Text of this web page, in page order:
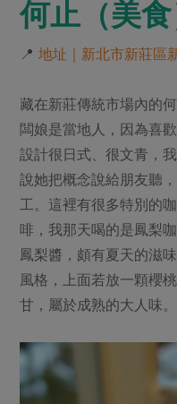
何止（美食
📍地址｜新北市新莊區
藏在新莊傳統市場內的
闆娘是當地人，因為喜
設計很日式、很文青，
說她把概念說給朋友聽
工。這裡有很多特別的
啡，我那天喝的是鳳梨
鳳梨醬，頗有夏天的滋
風格，上面若放一顆櫻
甘，屬於成熟的大人味。